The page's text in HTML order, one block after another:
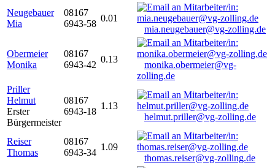
Neugebauer
Mia
08167
6943-58
0.01
mia.neugebauer@vg-zolling.de
Obermeier
Monika
08167
6943-42
0.13
monika.obermeier@vg-
zolling.de
Priller
Helmut
Erster
Bürgermeister
08167
6943-18
1.13
helmut.priller@vg-zolling.de
Reiser
Thomas
08167
6943-34
1.09
thomas.reiser@vg-zolling.de